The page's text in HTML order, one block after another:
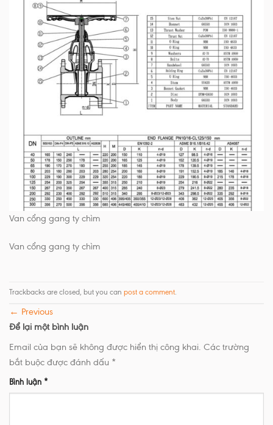
Van cổng gang ty chìm
Van cổng gang ty chìm
Trackbacks are closed, but you can post a comment.
← Previous
Để lại một bình luận
Email của bạn sẽ không được hiển thị công khai. Các trường
bắt buộc được đánh dấu *
Bình luận *